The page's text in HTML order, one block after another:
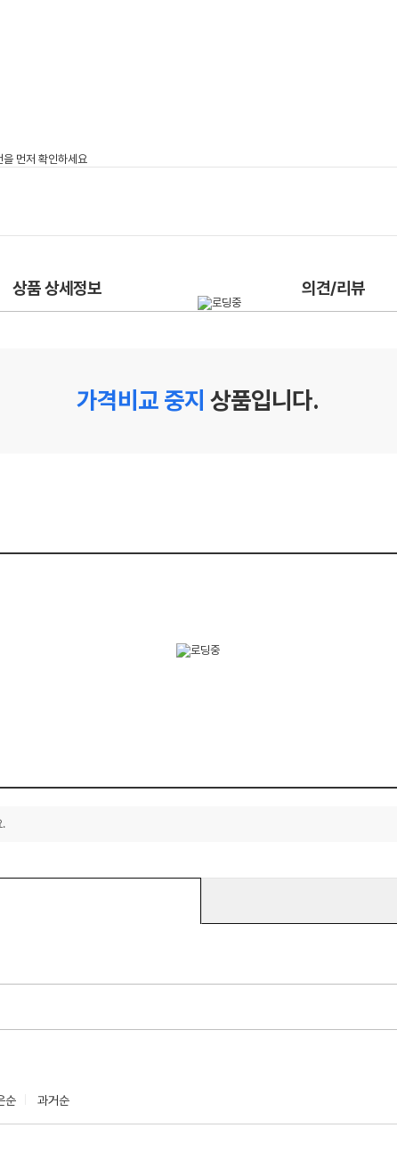
상품 상세정보 의견/리뷰
가격비교 중지 상품입니다.
.
순 과거순